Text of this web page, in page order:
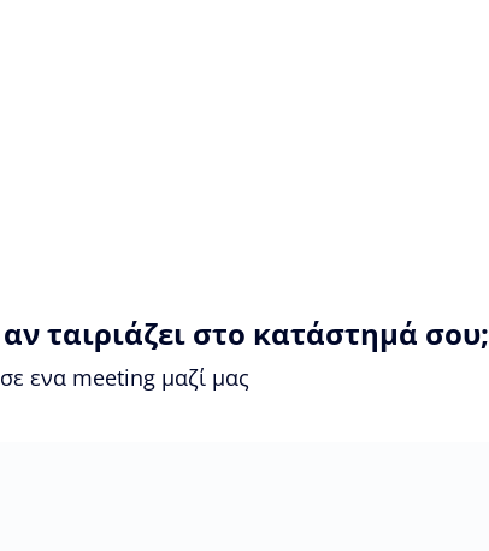
ταιριάζει στο κατάστημά σου;
ενα meeting μαζί μας